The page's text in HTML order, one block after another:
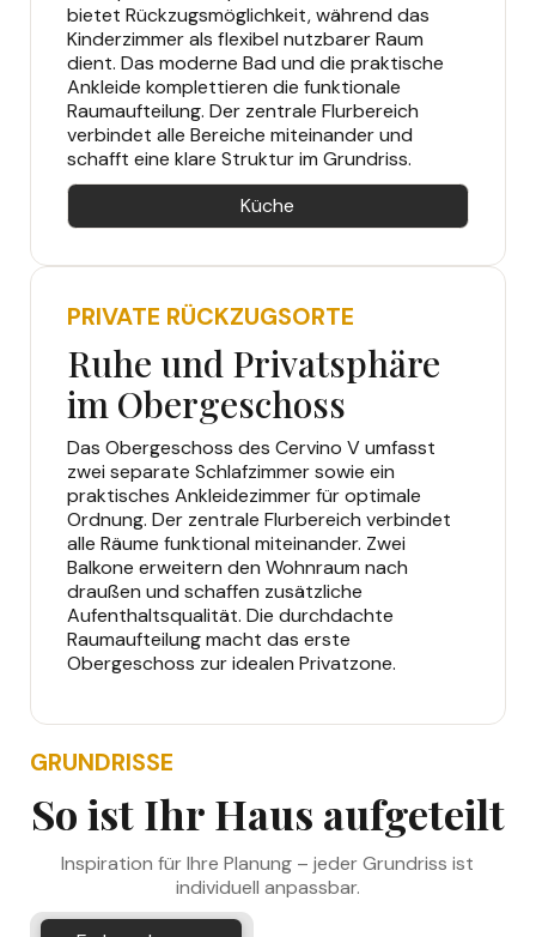
bietet Rückzugsmöglichkeit, während das
Kinderzimmer als flexibel nutzbarer Raum
dient. Das moderne Bad und die praktische
Ankleide komplettieren die funktionale
Raumaufteilung. Der zentrale Flurbereich
verbindet alle Bereiche miteinander und
schafft eine klare Struktur im Grundriss.
Küche
PRIVATE RÜCKZUGSORTE
Ruhe und Privatsphäre
im Obergeschoss
Das Obergeschoss des Cervino V umfasst
zwei separate Schlafzimmer sowie ein
praktisches Ankleidezimmer für optimale
Ordnung. Der zentrale Flurbereich verbindet
alle Räume funktional miteinander. Zwei
Balkone erweitern den Wohnraum nach
draußen und schaffen zusätzliche
Aufenthaltsqualität. Die durchdachte
Raumaufteilung macht das erste
Obergeschoss zur idealen Privatzone.
GRUNDRISSE
So ist Ihr Haus aufgeteilt
Inspiration für Ihre Planung – jeder Grundriss ist
individuell anpassbar.